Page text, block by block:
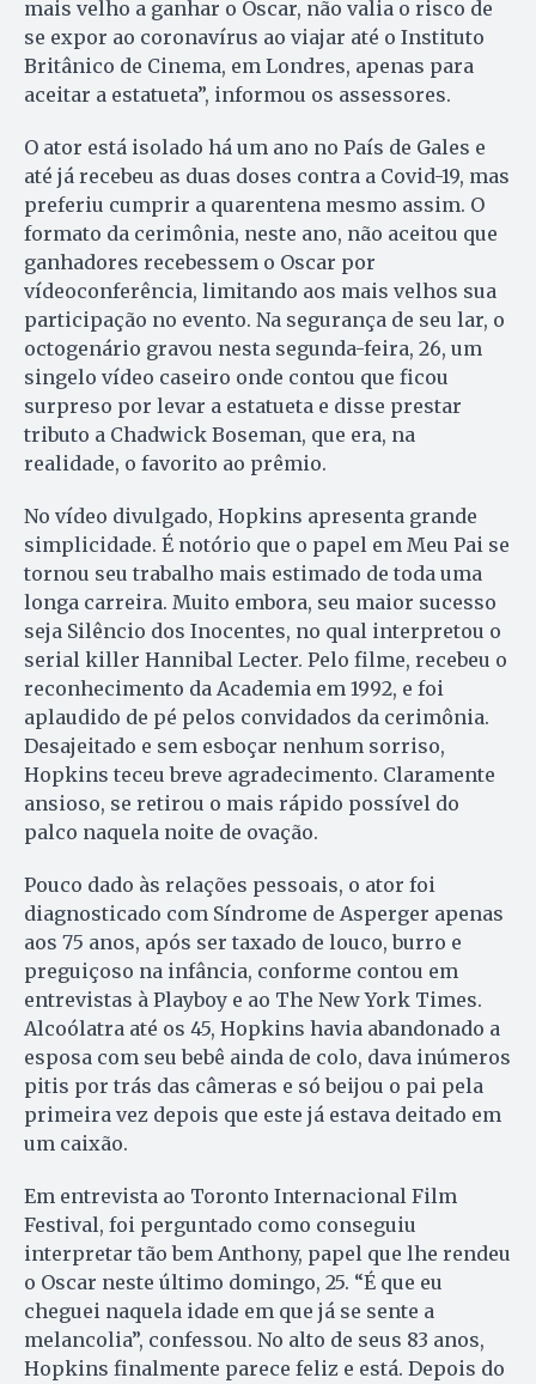
mais velho a ganhar o Oscar, não valia o risco de
se expor ao coronavírus ao viajar até o Instituto
Britânico de Cinema, em Londres, apenas para
aceitar a estatueta”, informou os assessores.
O ator está isolado há um ano no País de Gales e
até já recebeu as duas doses contra a Covid-19, mas
preferiu cumprir a quarentena mesmo assim. O
formato da cerimônia, neste ano, não aceitou que
ganhadores recebessem o Oscar por
vídeoconferência, limitando aos mais velhos sua
participação no evento. Na segurança de seu lar, o
octogenário gravou nesta segunda-feira, 26, um
singelo vídeo caseiro onde contou que ficou
surpreso por levar a estatueta e disse prestar
tributo a Chadwick Boseman, que era, na
realidade, o favorito ao prêmio.
No vídeo divulgado, Hopkins apresenta grande
simplicidade. É notório que o papel em Meu Pai se
tornou seu trabalho mais estimado de toda uma
longa carreira. Muito embora, seu maior sucesso
seja Silêncio dos Inocentes, no qual interpretou o
serial killer Hannibal Lecter. Pelo filme, recebeu o
reconhecimento da Academia em 1992, e foi
aplaudido de pé pelos convidados da cerimônia.
Desajeitado e sem esboçar nenhum sorriso,
Hopkins teceu breve agradecimento. Claramente
ansioso, se retirou o mais rápido possível do
palco naquela noite de ovação.
Pouco dado às relações pessoais, o ator foi
diagnosticado com Síndrome de Asperger apenas
aos 75 anos, após ser taxado de louco, burro e
preguiçoso na infância, conforme contou em
entrevistas à Playboy e ao The New York Times.
Alcoólatra até os 45, Hopkins havia abandonado a
esposa com seu bebê ainda de colo, dava inúmeros
pitis por trás das câmeras e só beijou o pai pela
primeira vez depois que este já estava deitado em
um caixão.
Em entrevista ao Toronto Internacional Film
Festival, foi perguntado como conseguiu
interpretar tão bem Anthony, papel que lhe rendeu
o Oscar neste último domingo, 25. “É que eu
cheguei naquela idade em que já se sente a
melancolia”, confessou. No alto de seus 83 anos,
Hopkins finalmente parece feliz e está. Depois do